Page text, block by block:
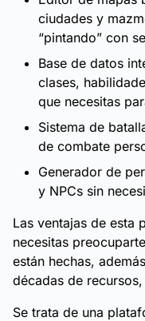
ciudades y
“pintando” con
Base de datos
clases,
que necesitas
Sistema de
de combate
Generador de
y NPCs sin
Las ventajas de esta
necesitas
están hechas,
décadas de
Se trata de una